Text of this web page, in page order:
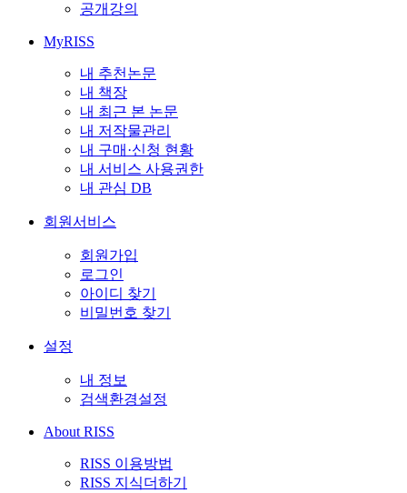
공개강의
MyRISS
내 추천논문
내 책장
내 최근 본 논문
내 저작물관리
내 구매·신청 현황
내 서비스 사용권한
내 관심 DB
회원서비스
회원가입
로그인
아이디 찾기
비밀번호 찾기
설정
내 정보
검색환경설정
About RISS
RISS 이용방법
RISS 지식더하기